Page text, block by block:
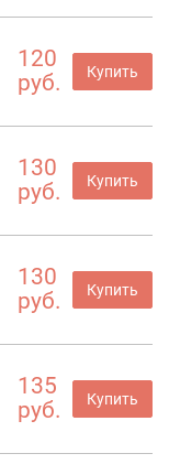
120
руб.
Купить
130
руб.
Купить
130
руб.
Купить
135
руб.
Купить